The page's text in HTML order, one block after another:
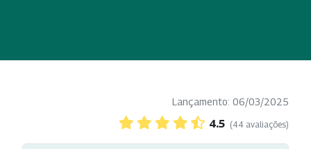
Lançamento: 06/03/2025
4.5 (44 avaliações)